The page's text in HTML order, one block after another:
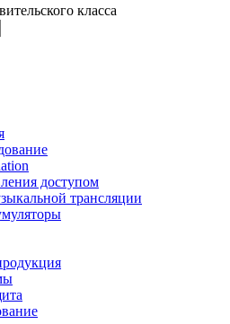
класса
доступом
трансляции